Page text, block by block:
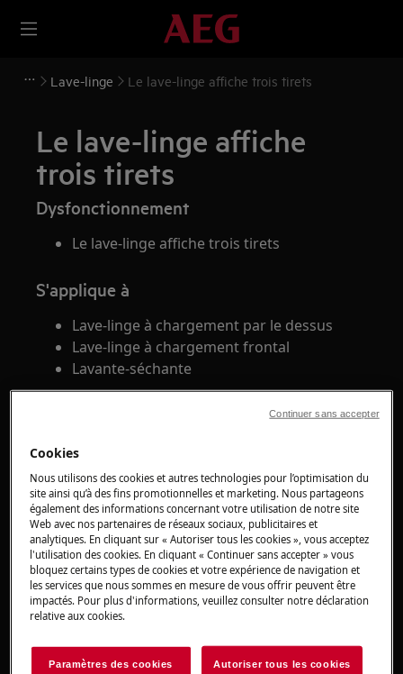
Lave-linge Le lave-linge affiche trois tirets
Le lave-linge affiche
trois tirets
Dysfonctionnement
Le lave-linge affiche trois tirets
S'applique à
Lave-linge à chargement par le dessus
Lave-linge à chargement frontal
Lavante-séchante
Trois tirets peuvent apparaître à l’écran lorsque
le lave-linge est mis en fonctionnement.
Réinitialisez le lave-linge en coupant
l’alimentation électrique et en se
reconnectant après env. 1 minute.
Désactivez ensuite la sécurité enfants,
Téléchargez la notice .
Cookies
Nous utilisons des cookies et autres technologies pour l’optimisation du
site ainsi qu’à des fins promotionnelles et marketing. Nous partageons
également des informations concernant votre utilisation de notre site
Web avec nos partenaires de réseaux sociaux, publicitaires et
analytiques. En cliquant sur « Autoriser tous les cookies », vous acceptez
l'utilisation des cookies. En cliquant « Continuer sans accepter » vous
bloquez certains types de cookies et votre expérience de navigation et
les services que nous sommes en mesure de vous offrir peuvent être
impactés. Pour plus d'informations, veuillez consulter notre déclaration
relative aux cookies.
Paramètres des cookies Autoriser tous les cookies
Continuer sans accepter